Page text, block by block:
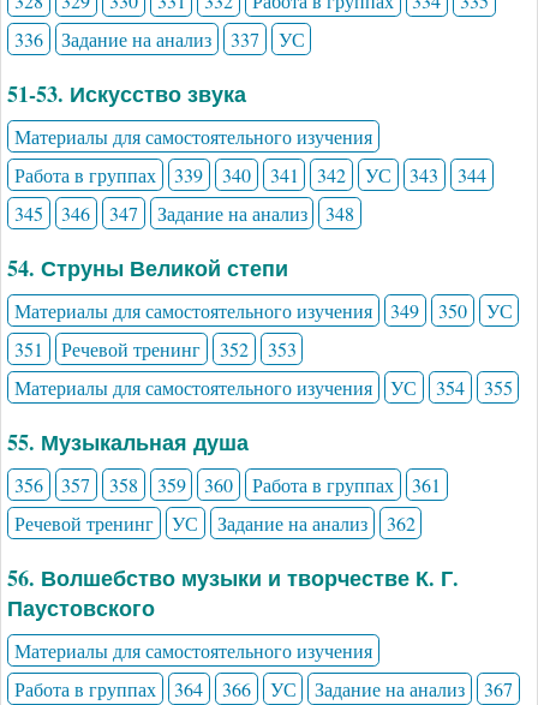
336
Задание на анализ 337 УС
51-53. Искусство звука
Материалы для самостоятельного изучения
Работа в группах
339 340 341 342 УС 343
344
345
346 347 Задание на анализ 348
54. Струны Великой степи
Материалы для самостоятельного изучения 349 350
УС
351
Речевой тренинг 352
353
Материалы для самостоятельного изучения
УС 354 355
55. Музыкальная душа
356 357 358 359 360 Работа в группах
361
Речевой тренинг
УС Задание на анализ 362
56. Волшебство музыки и творчестве К. Г.
Паустовского
Материалы для самостоятельного изучения
Работа в группах
364 366 УС Задание на анализ 367